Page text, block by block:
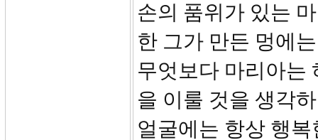
손의 품위가 있는
한 그가 만든 멍에
무엇보다 마리아는
을 이룰 것을 생각
얼굴에는 항상 행